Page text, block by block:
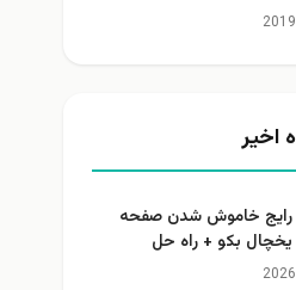
رایج خاموش شدن صفحه
بکو + راه حل